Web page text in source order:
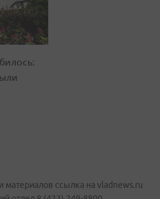
ссылка на vladnews.ru